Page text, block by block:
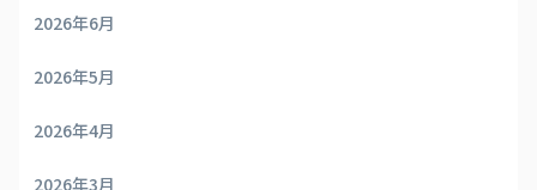
2026年6月
2026年5月
2026年4月
2026年3月